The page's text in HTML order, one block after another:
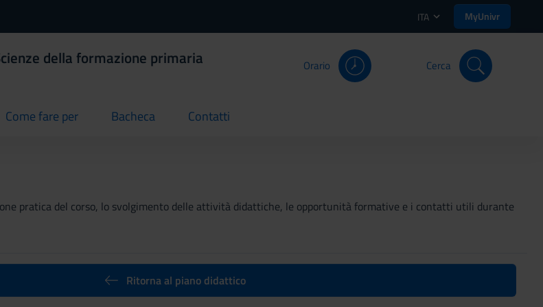
ITA MyUnivr
della formazione primaria Orario Cerca
Come fare per
current Bacheca
current Contatti
current
pratica del corso, lo svolgimento delle attività didattiche, le opportunità formative e i contatti utili durante
Ritorna al piano didattico